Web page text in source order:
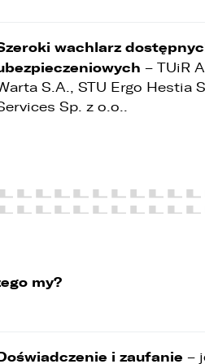
wachlarz
– TUiR
S.A., STU Ergo Hestia
Sp. z o.o..
my?
i zaufanie –